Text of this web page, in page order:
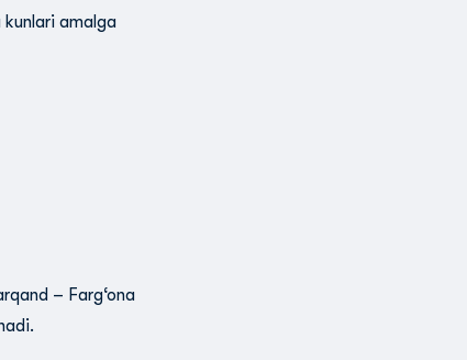
kunlari amalga
– Farg‘ona